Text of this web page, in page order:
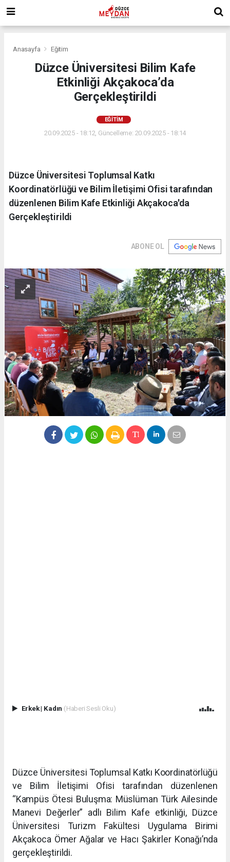
Anasayfa Eğitim
Düzce Üniversitesi Bilim Kafe
Etkinliği Akçakoca’da
Gerçekleştirildi
EĞITIM
20.09.2025 - 18:12, Güncelleme: 20.09.2025 - 18:14
Düzce Üniversitesi Toplumsal Katkı
Koordinatörlüğü ve Bilim İletişimi Ofisi tarafından
düzenlenen Bilim Kafe Etkinliği Akçakoca'da
Gerçekleştirildi
ABONE OL
Erkek| Kadın (Haberi Sesli Oku)
Düzce Üniversitesi Toplumsal Katkı Koordinatörlüğü
ve Bilim İletişimi Ofisi tarafından düzenlenen
“Kampüs Ötesi Buluşma: Müslüman Türk Ailesinde
Manevi Değerler” adlı Bilim Kafe etkinliği, Düzce
Üniversitesi Turizm Fakültesi Uygulama Birimi
Akçakoca Ömer Ağalar ve Hacı Şakirler Konağı’nda
gerçekleştirildi.